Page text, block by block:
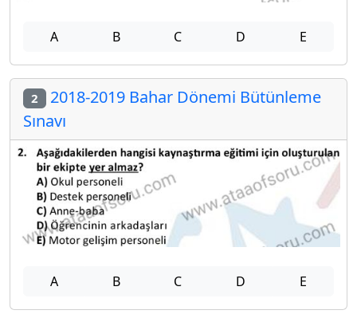
A B C D E
2 2018-2019 Bahar Dönemi Bütünleme
Sınavı
A B C D E